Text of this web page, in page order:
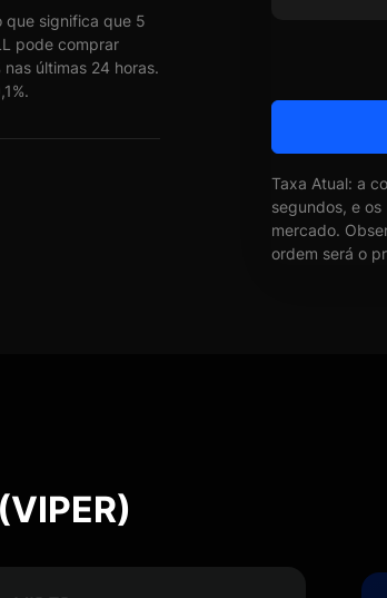
que significa que 5
pode comprar
últimas 24 horas.
Taxa Atual: a
segundos, e
mercado.
ordem será o